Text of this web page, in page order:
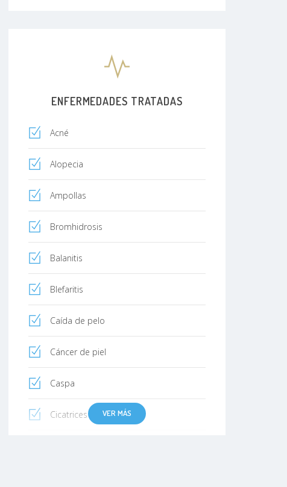
ENFERMEDADES TRATADAS
Acné
Alopecia
Ampollas
Bromhidrosis
Balanitis
Blefaritis
Caída de pelo
Cáncer de piel
Caspa
Cicatrices VER MÁS